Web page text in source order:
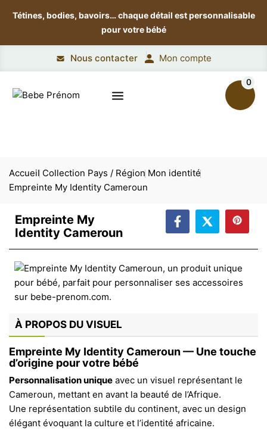
Tétines, bodies, bavoirs…chaque détail est personnalisable
pour votre bébé
Nous contacter Mon compte
0
Accueil Collection Pays / Région Mon identité
Empreinte My Identity Cameroun
Empreinte My
Identity Cameroun
À PROPOS DU VISUEL
Empreinte My Identity Cameroun — Une touche
d’origine pour votre bébé
Personnalisation unique avec un visuel représentant le
Cameroun, mettant en avant la beauté de l’Afrique.
Une représentation subtile du continent, avec un design
élégant évoquant la culture et l’identité africaine.